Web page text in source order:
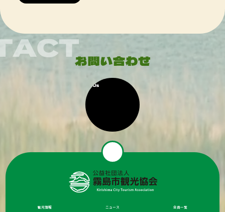
観光情報 ニュース 会員一覧